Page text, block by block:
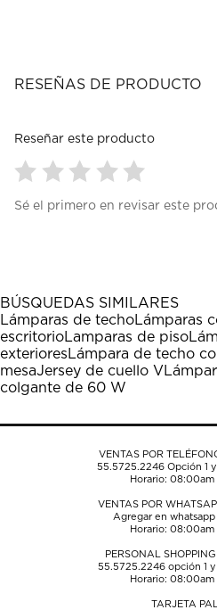
RESEÑAS DE PRODUCTO
Reseñar este producto
para
1
estrella
Esta
acción
abrirá
el
formulario
envío.
para
estrellas.
Esta
acción
abrirá
el
formulario
envío.
para
estrellas.
Esta
acción
abrirá
el
formulario
envío.
para
estrellas.
Esta
acción
abrirá
el
formulario
envío.
para
estrellas.
Esta
acción
abrirá
el
formulario
envío.
Sé el primero en revisar este
BÚSQUEDAS SIMILARES
Lámparas de techoLámparas
escritorioLamparas de piso
exteriores Lámpara de techo
mesaJersey de cuello V
colgante de 60 W
VENTAS POR
55.5725.2246Opción 1
Horario:
VENTAS POR
Agregar en
Horario:
PERSONAL
55.5725.2246opción 1
Horario:
TARJETA